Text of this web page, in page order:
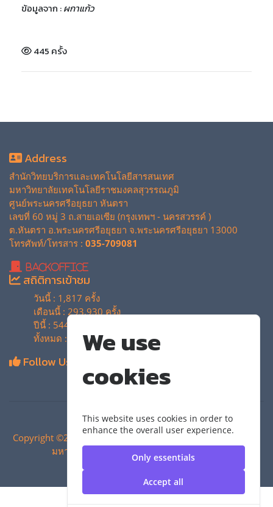
We use
cookies
This website uses cookies in order to
enhance the overall user experience.
Only essentials
Accept all
ข้อมูลจาก :ผกาแก้ว
445 ครั้ง
Address
สำนักวิทยบริการและเทคโนโลยีสารสนเทศ
มหาวิทยาลัยเทคโนโลยีราชมงคลสุวรรณภูมิ
ศูนย์พระนครศรีอยุธยา หันตรา
เลขที่ 60 หมู่ 3 ถ.สายเอเซีย (กรุงเทพฯ - นครสวรรค์ )
ต.หันตรา อ.พระนครศรีอยุธยา จ.พระนครศรีอยุธยา 13000
โทรศัพท์/โทรสาร : 035-709081
BackOffice
สถิติการเข้าชม
วันนี้ : 1,817 ครั้ง
เดือนนี้ : 293,930 ครั้ง
ปีนี้ : 544,106 ครั้ง
ทั้งหมด : 4,135,056 ครั้ง
Follow Us
Copyright ©2024 สำนักวิทยบริการและเทคโนโลยีสารสนเทศ |
มหาวิทยาลัยเทคโนโลยีราชมงคลสุวรรณภูมิ